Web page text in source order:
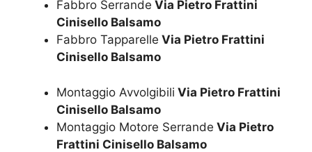
Fabbro Serrande Via Pietro Frattini
Cinisello Balsamo
Fabbro Tapparelle Via Pietro Frattini
Cinisello Balsamo
Montaggio Avvolgibili Via Pietro Frattini
Cinisello Balsamo
Montaggio Motore Serrande Via Pietro
Frattini Cinisello Balsamo